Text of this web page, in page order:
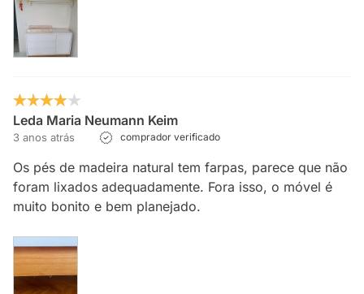
Leda Maria Neumann Keim
3 anos atrás comprador verificado
Os pés de madeira natural tem farpas, parece que não
foram lixados adequadamente. Fora isso, o móvel é
muito bonito e bem planejado.